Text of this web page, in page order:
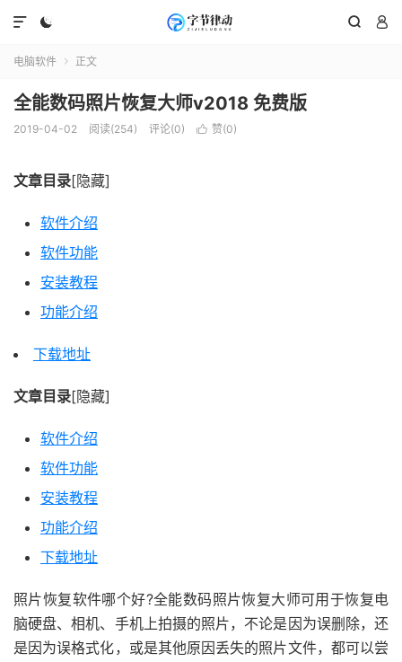
  

电脑软件  正文
全能数码照片恢复大师v2018 免费版
2019-04-02 阅读(254) 评论(0)  赞(0)
文章目录[隐藏]
软件介绍
软件功能
安装教程
功能介绍
下载地址
文章目录[隐藏]
软件介绍
软件功能
安装教程
功能介绍
下载地址
照片恢复软件哪个好?全能数码照片恢复大师可用于恢复电
脑硬盘、相机、手机上拍摄的照片，不论是因为误删除，还
是因为误格式化，或是其他原因丢失的照片文件，都可以尝